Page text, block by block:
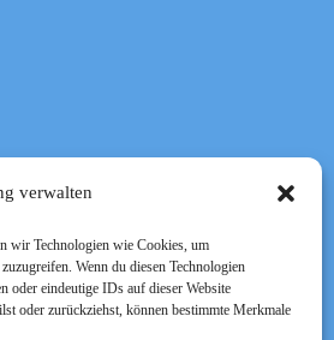
verwalten
wir Technologien wie Cookies, um
Wenn du diesen Technologien
oder eindeutige IDs auf dieser Website
oder zurückziehst, können bestimmte Merkmale